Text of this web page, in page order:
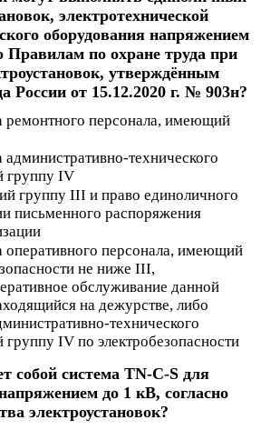
электротехнической
оборудования напряжением
Правилам по охране труда при
утверждённым
России от 15.12.2020 г. № 903н?
ремонтного персонала, имеющий
административно-технического
группу IV
группу III и право единоличного
письменного распоряжения
оперативного персонала, имеющий
не ниже III,
обслуживание данной
на дежурстве, либо
технического
IV по электробезопасности
собой система TN-C-S для
до 1 кВ, согласно
электроустановок?